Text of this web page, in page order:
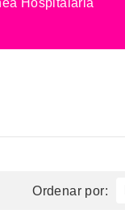
Hospitalaria
Ordenar por: